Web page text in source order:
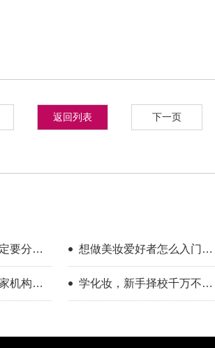
要分清
想做美妆爱好者怎么入门？
新手入门完整流程指南
机构教
学化妆，新手择校千万不要
只看外表
返回列表 下一页